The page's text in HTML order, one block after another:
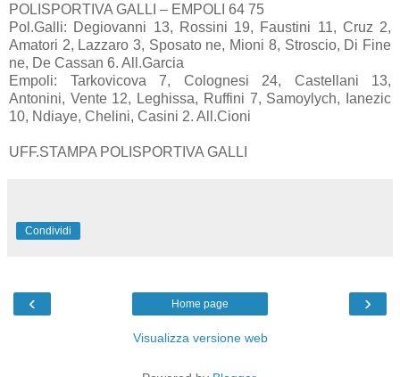
POLISPORTIVA GALLI – EMPOLI 64 75
Pol.Galli: Degiovanni 13, Rossini 19, Faustini 11, Cruz 2,
Amatori 2, Lazzaro 3, Sposato ne, Mioni 8, Stroscio, Di Fine
ne, De Cassan 6. All.Garcia
Empoli: Tarkovicova 7, Colognesi 24, Castellani 13,
Antonini, Vente 12, Leghissa, Ruffini 7, Samoylych, Ianezic
10, Ndiaye, Chelini, Casini 2. All.Cioni
UFF.STAMPA POLISPORTIVA GALLI
Condividi
‹ ›
Home page
Visualizza versione web